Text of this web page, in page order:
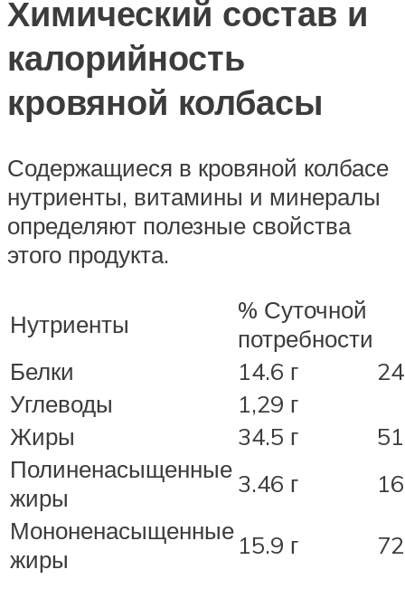
Химический состав и
калорийность
кровяной колбасы
Содержащиеся в кровяной колбасе
нутриенты, витамины и минералы
определяют полезные свойства
этого продукта.
Нутриенты
% Суточной
потребности
Белки
14.6 г
24
Углеводы
1,29 г
Жиры
34.5 г
51
Полиненасыщенные
жиры
3.46 г
16
Мононенасыщенные
жиры
15.9 г 72